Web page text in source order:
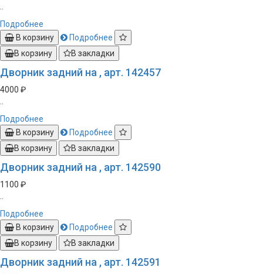
..
Подробнее
В корзину
Подробнее
В корзину
В закладки
Дворник задний на , арт. 142457
4000 ₽
..
Подробнее
В корзину
Подробнее
В корзину
В закладки
Дворник задний на , арт. 142590
1100 ₽
..
Подробнее
В корзину
Подробнее
В корзину
В закладки
Дворник задний на , арт. 142591